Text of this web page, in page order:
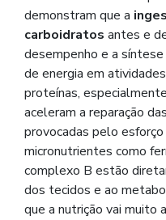
demonstram que a
carboidratos antes e
desempenho e a
de energia em
proteínas,
aceleram a reparação
provocadas pelo
micronutrientes como
complexo B estão
dos tecidos e ao
que a nutrição vai muito